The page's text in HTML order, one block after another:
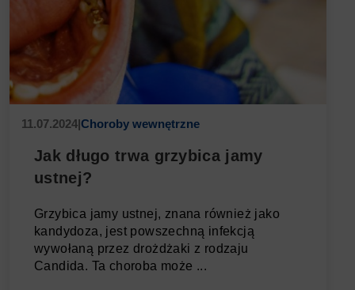
11.07.2024|Choroby wewnętrzne
Jak długo trwa grzybica jamy
ustnej?
Grzybica jamy ustnej, znana również jako
kandydoza, jest powszechną infekcją
wywołaną przez drożdżaki z rodzaju
Candida. Ta choroba może ...